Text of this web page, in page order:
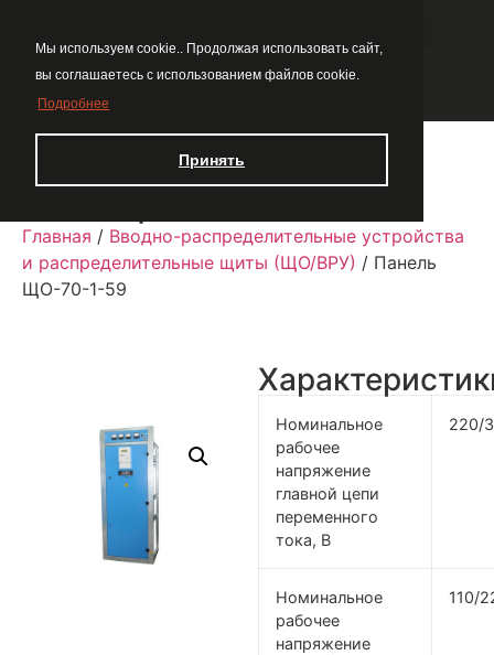
Мы используем cookie.. Продолжая использовать сайт,
вы соглашаетесь с использованием файлов cookie.
Подробнее
Принять
Главная / Вводно-распределительные устройства
и распределительные щиты (ЩО/ВРУ) / Панель
ЩО-70-1-59
Номинальное
рабочее
напряжение
главной цепи
переменного
тока, В
220/
Номинальное
рабочее
напряжение
110/